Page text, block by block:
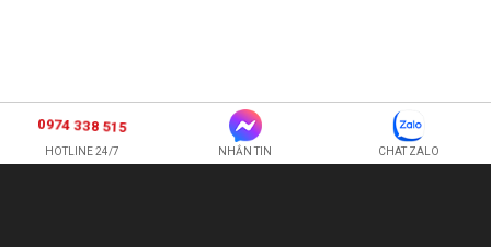
0974 338 515
HOTLINE 24/7 NHẮN TIN CHAT ZALO